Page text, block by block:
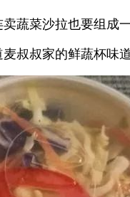
蔬菜沙拉也要组成
叔叔家的鲜蔬杯味